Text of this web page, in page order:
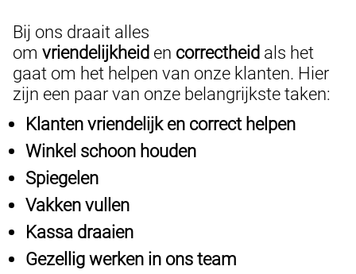
Bij ons draait alles
om vriendelijkheid en correctheid als het
gaat om het helpen van onze klanten. Hier
zijn een paar van onze belangrijkste taken:
Klanten vriendelijk en correct helpen
Winkel schoon houden
Spiegelen
Vakken vullen
Kassa draaien
Gezellig werken in ons team